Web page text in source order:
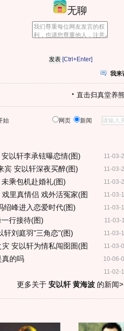
无聊
[Ctrl+Enter]
我来
直击归真堂养
始 网页 新闻
11-03-
以轩李承铉曝恋情(图)
11-03-
宾 安以轩深夜买醉(图)
11-03-
乘包机赴婚礼(图)
11-03-
里真情侣 戏外活冤家(图
11-03-
绍峰进入恋爱时代(图)
11-03-
行接待(图)
11-03-
轩刘庭羽"三角恋"(图)
11-03-
安以轩为情私闯囹圄(图
10-06-
真的吗
11-02-
更多关于 安以轩 黄海波的新闻